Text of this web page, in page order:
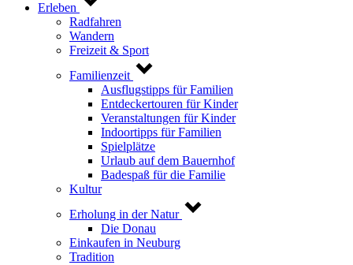
Erleben
Radfahren
Wandern
Freizeit & Sport
Familienzeit
Ausflugstipps für Familien
Entdeckertouren für Kinder
Veranstaltungen für Kinder
Indoortipps für Familien
Spielplätze
Urlaub auf dem Bauernhof
Badespaß für die Familie
Kultur
Erholung in der Natur
Die Donau
Einkaufen in Neuburg
Tradition